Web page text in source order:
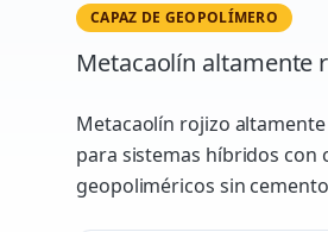
CAPAZ DE GEOPOLÍMERO
Metacaolín altamente
Metacaolín rojizo
para sistemas híbridos
geopoliméricos sin